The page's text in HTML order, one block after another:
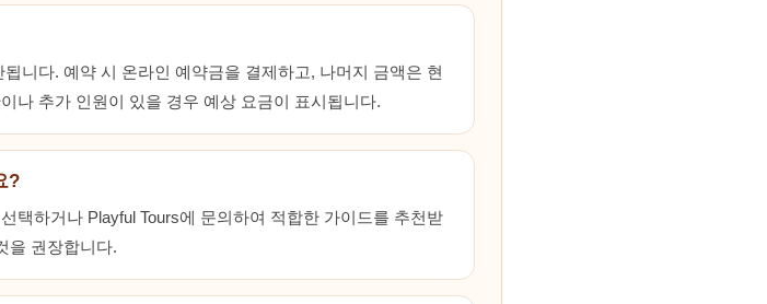
니다. 예약 시 온라인 예약금을 결제하고, 나머지 금액은 현
나 추가 인원이 있을 경우 예상 요금이 표시됩니다.
?
택하거나 Playful Tours에 문의하여 적합한 가이드를 추천받
을 권장합니다.